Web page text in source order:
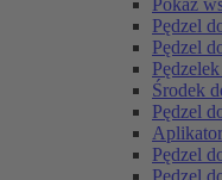
Pokaż
Pędzel
Pędzel
Środek
Pędzel
Pędzel
Pędzel